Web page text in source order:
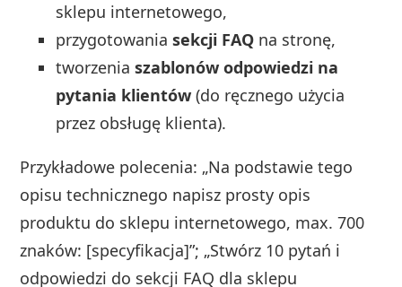
sklepu internetowego,
przygotowaniasekcji FAQ na stronę,
tworzeniaszablonów odpowiedzi na
pytania klientów (do ręcznego użycia
przez obsługę klienta).
Przykładowe polecenia: „Na podstawie tego
opisu technicznego napisz prosty opis
produktu do sklepu internetowego, max. 700
znaków: [specyfikacja]”; „Stwórz 10 pytań i
odpowiedzi do sekcji FAQ dla sklepu